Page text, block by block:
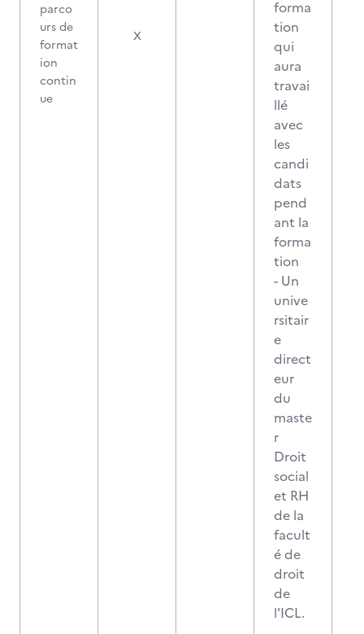
parco
urs de
format
ion
contin
ue
X
forma
tion
qui
aura
travai
llé
avec
les
candi
dats
pend
ant la
forma
tion
- Un
unive
rsitair
e
direct
eur
du
maste
r
Droit
social
et RH
de la
facult
é de
droit
de
l'ICL.